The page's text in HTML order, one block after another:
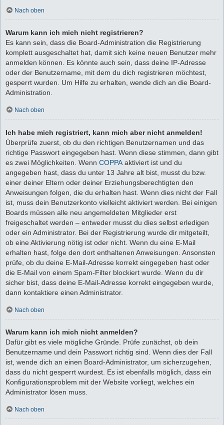
Nach oben
Warum kann ich mich nicht registrieren?
Es kann sein, dass die Board-Administration die Registrierung
komplett ausgeschaltet hat, damit sich keine neuen Benutzer mehr
anmelden können. Es könnte auch sein, dass deine IP-Adresse
oder der Benutzername, mit dem du dich registrieren möchtest,
gesperrt wurden. Um Hilfe zu erhalten, wende dich an die Board-
Administration.
Nach oben
Ich habe mich registriert, kann mich aber nicht anmelden!
Überprüfe zuerst, ob du den richtigen Benutzernamen und das
richtige Passwort eingegeben hast. Wenn diese stimmen, dann gibt
es zwei Möglichkeiten. Wenn COPPA aktiviert ist und du
angegeben hast, dass du unter 13 Jahre alt bist, musst du bzw.
einer deiner Eltern oder deiner Erziehungsberechtigten den
Anweisungen folgen, die du erhalten hast. Wenn dies nicht der Fall
ist, muss dein Benutzerkonto vielleicht aktiviert werden. Bei einigen
Boards müssen alle neu angemeldeten Mitglieder erst
freigeschaltet werden – entweder musst du dies selbst erledigen
oder ein Administrator. Bei der Registrierung wurde dir mitgeteilt,
ob eine Aktivierung nötig ist oder nicht. Wenn du eine E-Mail
erhalten hast, folge den dort enthaltenen Anweisungen. Ansonsten
prüfe, ob du deine E-Mail-Adresse korrekt eingegeben hast oder
die E-Mail von einem Spam-Filter blockiert wurde. Wenn du dir
sicher bist, dass deine E-Mail-Adresse korrekt eingegeben wurde,
dann kontaktiere einen Administrator.
Nach oben
Warum kann ich mich nicht anmelden?
Dafür gibt es viele mögliche Gründe. Prüfe zunächst, ob dein
Benutzername und dein Passwort richtig sind. Wenn dies der Fall
ist, wende dich an einen Board-Administrator, um sicherzugehen,
dass du nicht gesperrt wurdest. Es ist ebenfalls möglich, dass ein
Konfigurationsproblem mit der Website vorliegt, welches ein
Administrator lösen muss.
Nach oben